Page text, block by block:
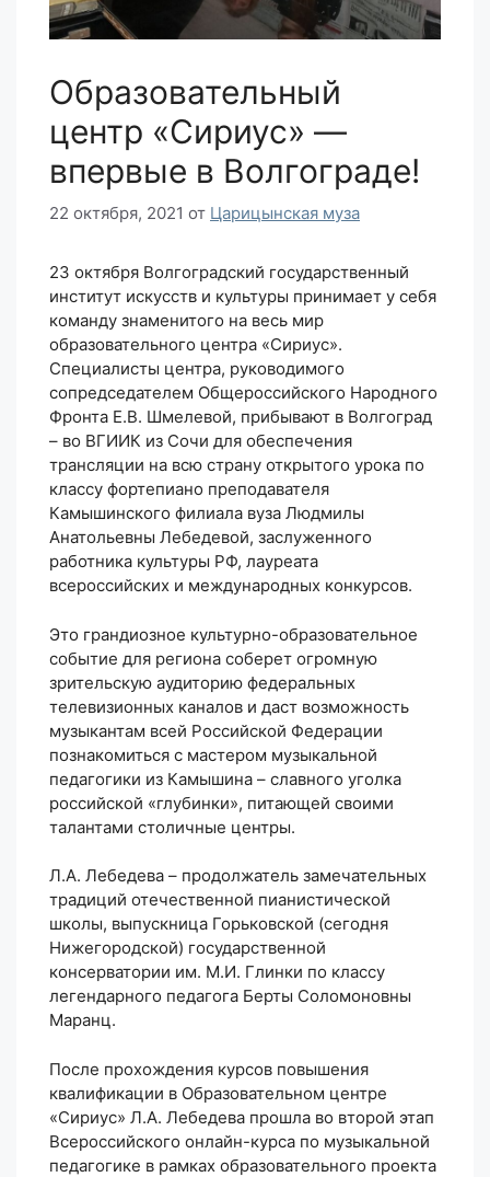
Образовательный
центр «Сириус» —
впервые в Волгограде!
22 октября, 2021 от Царицынская муза
23 октября Волгоградский государственный
институт искусств и культуры принимает у себя
команду знаменитого на весь мир
образовательного центра «Сириус».
Специалисты центра, руководимого
сопредседателем Общероссийского Народного
Фронта Е.В. Шмелевой, прибывают в Волгоград
– во ВГИИК из Сочи для обеспечения
трансляции на всю страну открытого урока по
классу фортепиано преподавателя
Камышинского филиала вуза Людмилы
Анатольевны Лебедевой, заслуженного
работника культуры РФ, лауреата
всероссийских и международных конкурсов.
Это грандиозное культурно-образовательное
событие для региона соберет огромную
зрительскую аудиторию федеральных
телевизионных каналов и даст возможность
музыкантам всей Российской Федерации
познакомиться с мастером музыкальной
педагогики из Камышина – славного уголка
российской «глубинки», питающей своими
талантами столичные центры.
Л.А. Лебедева – продолжатель замечательных
традиций отечественной пианистической
школы, выпускница Горьковской (сегодня
Нижегородской) государственной
консерватории им. М.И. Глинки по классу
легендарного педагога Берты Соломоновны
Маранц.
После прохождения курсов повышения
квалификации в Образовательном центре
«Сириус» Л.А. Лебедева прошла во второй этап
Всероссийского онлайн-курса по музыкальной
педагогике в рамках образовательного проекта